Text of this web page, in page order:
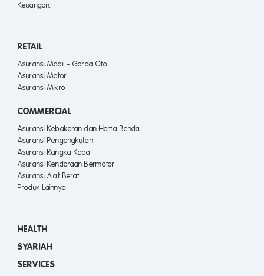
Keuangan.
RETAIL
Asuransi Mobil - Garda Oto
Asuransi Motor
Asuransi Mikro
COMMERCIAL
Asuransi Kebakaran dan Harta Benda
Asuransi Pengangkutan
Asuransi Rangka Kapal
Asuransi Kendaraan Bermotor
Asuransi Alat Berat
Produk Lainnya
HEALTH
SYARIAH
SERVICES